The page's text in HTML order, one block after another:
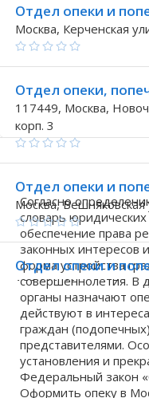
Волгоградская
Кировоградская
Восточно-
Отдел опеки и
Москва, Керченская
Отдел опеки,
117449, Москва,
корп. 3
Отдел опеки и
Москва,
Отдел опеки и
109444, Москва,
Отдел опеки,
109316, Москва,
Согласно
словарь
обеспечение права
законных интересов
форма устройства
совершеннолетия. В
органы назначают
действуют в
граждан
представителями.
установления и
Федеральный закон
Оформить опеку в